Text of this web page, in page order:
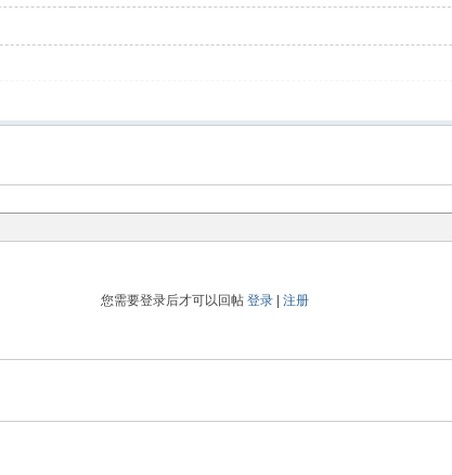
您需要登录后才可以回帖 登录| 注册